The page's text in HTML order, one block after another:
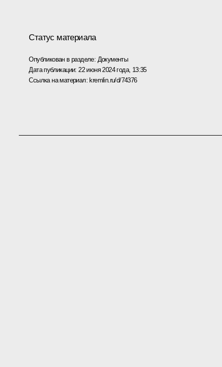
Статус материала
Опубликован в разделе: Документы
Дата публикации: 22 июня 2024 года, 13:35
Ссылка на материал: kremlin.ru/d/74376